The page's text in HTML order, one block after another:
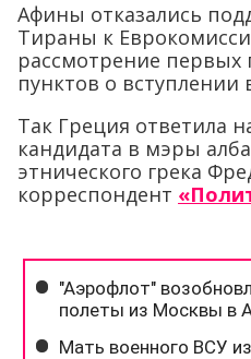
Афины отказались
Тираны к
рассмотрение первых
пунктов о вступлении
Так Греция ответила
кандидата в мэры
этнического грека
корреспондент